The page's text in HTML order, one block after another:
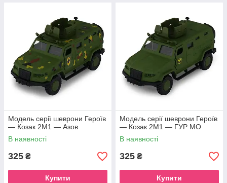
Модель серії шеврони Героїв
— Козак 2М1 — Азов
В наявності
325 ₴
Купити
Модель серії шеврони Героїв
— Козак 2М1 — ГУР МО
В наявності
325 ₴
Купити